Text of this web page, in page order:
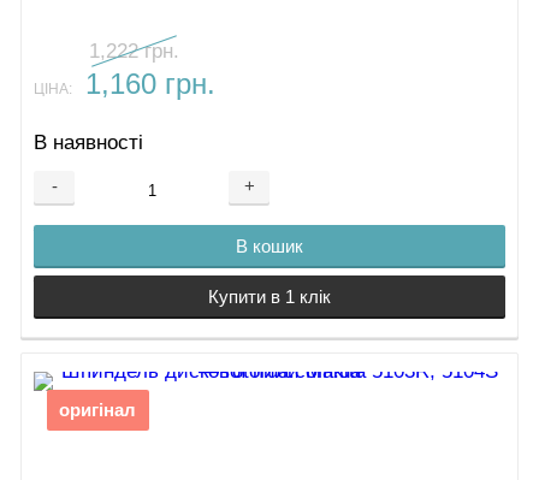
1,222 грн.
ЦІНА: 1,160 грн.
В наявності
- +
В кошик
Купити в 1 клік
оригінал